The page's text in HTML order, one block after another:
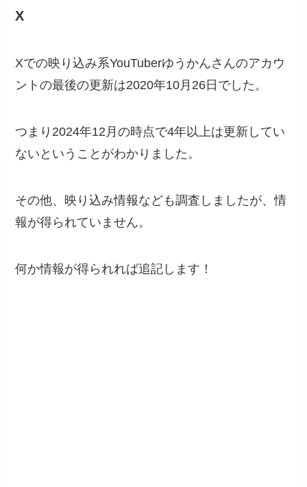
X
Xでの映り込み系YouTuberゆうかんさんのアカウ
ントの最後の更新は2020年10月26日でした。
つまり2024年12月の時点で4年以上は更新してい
ないということがわかりました。
その他、映り込み情報なども調査しましたが、情
報が得られていません。
何か情報が得られれば追記します！